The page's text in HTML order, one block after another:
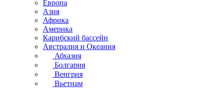
Европа
Азия
Африка
Америка
Карибский бассейн
Австралия и Океания
Абхазия
Болгария
Венгрия
Вьетнам